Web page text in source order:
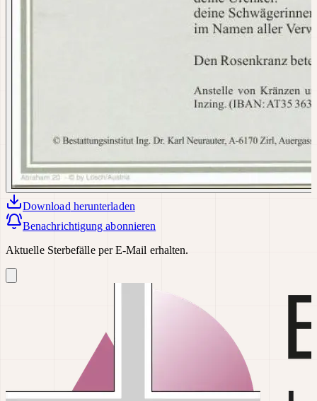
Download herunterladen
Benachrichtigung abonnieren
Aktuelle Sterbefälle per E-Mail erhalten.